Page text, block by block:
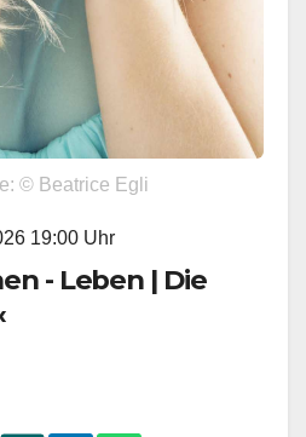
© Beatrice Egli
19:00 Uhr
- Leben | Die